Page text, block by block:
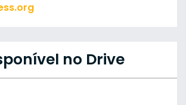
no Drive